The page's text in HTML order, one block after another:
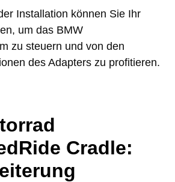
Installation können Sie Ihr
um das BMW
zu steuern und von den
des Adapters zu profitieren.
Cradle: